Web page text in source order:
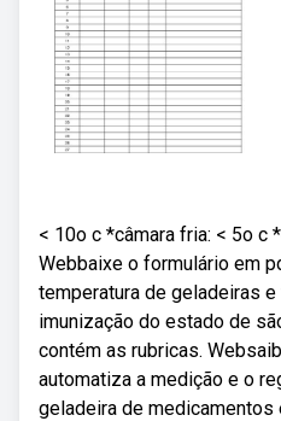
< 10o c *câmara fria: < 5o c
Webbaixe o formulário em
temperatura de geladeiras
imunização do estado de
contém as rubricas.
automatiza a medição e o
geladeira de medicamentos